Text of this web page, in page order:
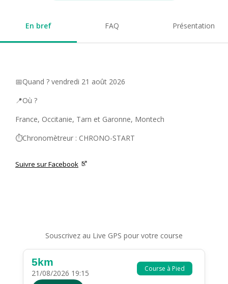
En bref FAQ Présentation
📅Quand ? vendredi 21 août 2026
📍Où ?
France, Occitanie, Tarn et Garonne, Montech
⏱️Chronomètreur : CHRONO-START
Suivre sur Facebook
Souscrivez au Live GPS pour votre course
Course à Pied
5km
21/08/2026 19:15